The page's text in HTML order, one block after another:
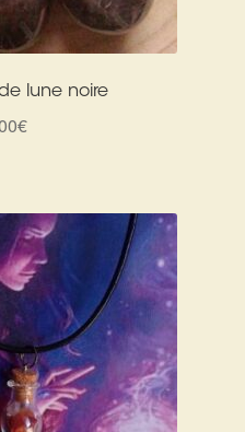
lune noire
€